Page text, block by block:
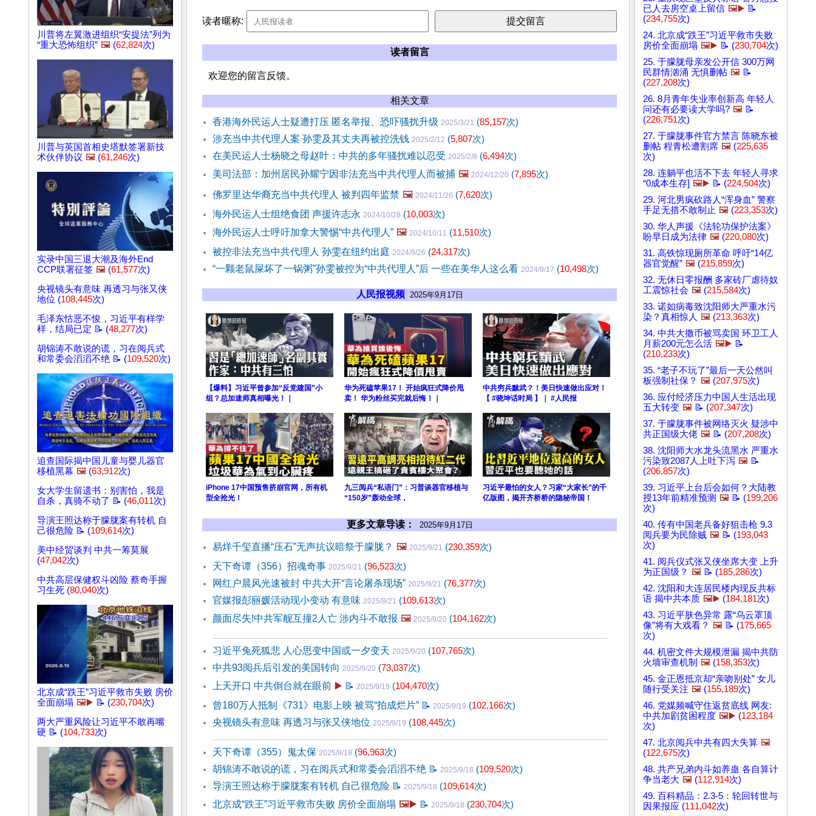
川普将左翼激进组织“安提法”列为
“重大恐怖组织” 🖼️ (62,824次)
川普与英国首相史塔默签署新技
术伙伴协议 🖼️ (61,246次)
实录中国三退大潮及海外End
CCP联署征签 🖼️ (61,577次)
央视镜头有意味 再透习与张又侠
地位 (108,445次)
毛泽东怙恶不悛，习近平有样学
样，结局已定 📝 (48,277次)
胡锦涛不敢说的谎，习在阅兵式
和常委会滔滔不绝 📝 (109,520次)
追查国际揭中国儿童与婴儿器官
移植黑幕 🖼️ (63,912次)
女大学生留遗书：别害怕，我是
自杀，真骑不动了 📝 (46,011次)
导演王照达称于朦胧案有转机 自
己很危险 📝 (109,614次)
美中经贸谈判 中共一筹莫展
(47,042次)
中共高层保健权斗凶险 蔡奇手握
习生死 (80,040次)
北京成“跌王”习近平救市失败 房价
全面崩塌 🖼️▶️ 📝 (230,704次)
两大严重风险让习近平不敢再嘴
硬 📝 (104,733次)
读者暱称:
读者留言
欢迎您的留言反馈。
相关文章
香港海外民运人士疑遭打压 匿名举报、恐吓骚扰升级 2025/3/21 (85,157次)
涉充当中共代理人案 孙雯及其丈夫再被控洗钱 2025/2/12 (5,807次)
在美民运人士杨晓之母赵叶：中共的多年骚扰难以忍受 2025/2/8 (6,494次)
美司法部：加州居民孙耀宁因非法充当中共代理人而被捕 🖼️ 2024/12/20 (7,895次)
佛罗里达华裔充当中共代理人 被判四年监禁 🖼️ 2024/11/26 (7,620次)
海外民运人士组绝食团 声援许志永 2024/10/28 (10,003次)
海外民运人士呼吁加拿大警惕“中共代理人” 🖼️ 2024/10/11 (11,510次)
被控非法充当中共代理人 孙雯在纽约出庭 2024/9/26 (24,317次)
“一颗老鼠屎坏了一锅粥”孙雯被控为“中共代理人”后 一些在美华人这么看 2024/9/17 (10,498次)
人民报视频 2025年9月17日
【爆料】习近平曾参加“反党建国”小
组？总加速师真相曝光！｜
华为死磕苹果17！ 开始疯狂式降价甩
卖！ 华为粉丝买完就后悔！｜
中共穷兵黩武？！美日快速做出应对！
【 #晓坤话时局 】｜ #人民报
iPhone 17中国预售挤崩官网，所有机
型全抢光！
九三阅兵“私语门”：习普谈器官移植与
“150岁”轰动全球，
习近平最怕的女人？习家“大家长”的千
亿版图，揭开齐桥桥的隐秘帝国！
更多文章导读： 2025年9月17日
易烊千玺直播“压石”无声抗议暗祭于朦胧？ 🖼️ 2025/9/21 (230,359次)
天下奇谭（356）招魂奇事 2025/9/21 (96,523次)
网红户晨风光速被封 中共大开“言论屠杀现场” 2025/9/21 (76,377次)
官媒报彭丽媛活动现小变动 有意味 2025/9/21 (109,613次)
颜面尽失!中共军舰互撞2人亡 涉内斗不敢报 🖼️ 2025/9/20 (104,162次)
习近平兔死狐悲 人心思变中国或一夕变天 2025/9/20 (107,765次)
中共93阅兵后引发的美国转向 2025/9/20 (73,037次)
上天开口 中共倒台就在眼前 ▶️ 📝 2025/9/19 (104,470次)
曾180万人抵制《731》电影上映 被骂“拍成烂片” 📝 2025/9/19 (102,166次)
央视镜头有意味 再透习与张又侠地位 2025/9/19 (108,445次)
天下奇谭（355）鬼太保 2025/9/19 (96,963次)
胡锦涛不敢说的谎，习在阅兵式和常委会滔滔不绝 📝 2025/9/18 (109,520次)
导演王照达称于朦胧案有转机 自己很危险 📝 2025/9/18 (109,614次)
北京成“跌王”习近平救市失败 房价全面崩塌 🖼️▶️ 📝 2025/9/18 (230,704次)
已人去房空桌上留信 🖼️▶️ 📝
(234,755次)
24. 北京成“跌王”习近平救市失败
房价全面崩塌 🖼️▶️ 📝 (230,704次)
25. 于朦胧母亲发公开信 300万网
民群情汹涌 无惧删帖 🖼️ 📝
(227,208次)
26. 8月青年失业率创新高 年轻人
问还有必要读大学吗? 🖼️ 📝
(226,751次)
27. 于朦胧事件官方禁言 陈晓东被
删帖 程青松遭割席 🖼️ (225,635
次)
28. 连躺平也活不下去 年轻人寻求
“0成本生存] 🖼️▶️ 📝 (224,504次)
29. 河北男疯砍路人“浑身血” 警察
手足无措不敢制止 🖼️ (223,353次)
30. 华人声援《法轮功保护法案》
盼早日成为法律 🖼️ (220,080次)
31. 高铁惊现厕所革命 呼吁“14亿
器官觉醒” 🖼️ (215,859次)
32. 无休日零报酬 多家砖厂虐待奴
工震惊社会 🖼️ (215,584次)
33. 诺如病毒致沈阳师大严重水污
染？真相惊人 🖼️ (213,363次)
34. 中共大撒币被骂卖国 环卫工人
月薪200元怎么活 🖼️▶️ 📝
(210,233次)
35. “老子不玩了”最后一天公然叫
板强制社保？ 🖼️ (207,975次)
36. 应付经济压力中国人生活出现
五大转变 🖼️ 📝 (207,347次)
37. 于朦胧事件被网络灭火 疑涉中
共正国级大佬 🖼️ 📝 (207,208次)
38. 沈阳师大水龙头流黑水 严重水
污染致2087人上吐下泻 🖼️ 📝
(206,857次)
39. 习近平上台后会如何？大陆教
授13年前精准预测 🖼️ 📝 (199,206
次)
40. 传有中国老兵备好狙击枪 9.3
阅兵要为民除贼 🖼️ 📝 (193,043
次)
41. 阅兵仪式张又侠坐席大变 上升
为正国级？ 🖼️ 📝 (185,286次)
42. 沈阳和大连居民楼内现反共标
语 揭中共本质 🖼️▶️ (184,181次)
43. 习近平肤色异常 露“乌云罩顶
像”将有大戏看？ 🖼️ 📝 (175,665
次)
44. 机密文件大规模泄漏 揭中共防
火墙审查机制 🖼️ (158,353次)
45. 金正恩抵京却“亲吻别处” 女儿
随行受关注 🖼️ (155,189次)
46. 党媒频喊守住返贫底线 网友:
中共加剧贫困程度 🖼️▶️ (123,184
次)
47. 北京阅兵中共有四大失算 🖼️
(122,675次)
48. 共产兄弟内斗如养蛊 各自算计
争当老大 🖼️ (112,914次)
49. 百科精品：2.3-5：轮回转世与
因果报应 (111,042次)